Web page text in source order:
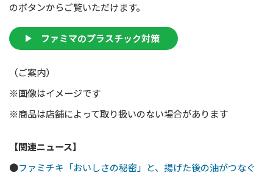
のボタンからご覧いただけます。
ファミマのプラスチック対策
（ご案内）
※画像はイメージです
※商品は店舗によって取り扱いのない場合があります
【関連ニュース】
●ファミチキ「おいしさの秘密」と、揚げた後の油がつなぐ